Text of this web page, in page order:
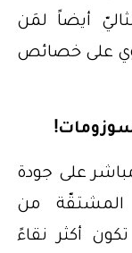
أيضاً لمَن
على خصائص
على جودة
المشتقّة من
أكثر نقاءً